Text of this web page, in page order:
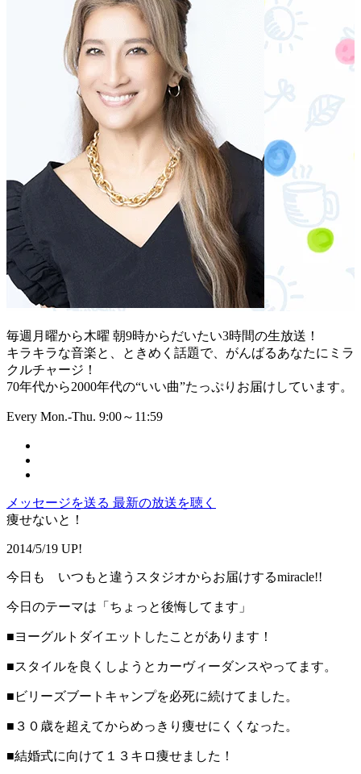
毎週月曜から木曜 朝9時からだいたい3時間の生放送！
キラキラな音楽と、ときめく話題で、がんばるあなたにミラ
クルチャージ！
70年代から2000年代の“いい曲”たっぷりお届けしています。
Every Mon.-Thu. 9:00～11:59
メッセージを送る 最新の放送を聴く
痩せないと！
2014/5/19 UP!
今日も いつもと違うスタジオからお届けするmiracle!!
今日のテーマは「ちょっと後悔してます」
■ヨーグルトダイエットしたことがあります！
■スタイルを良くしようとカーヴィーダンスやってます。
■ビリーズブートキャンプを必死に続けてました。
■３０歳を超えてからめっきり痩せにくくなった。
■結婚式に向けて１３キロ痩せました！